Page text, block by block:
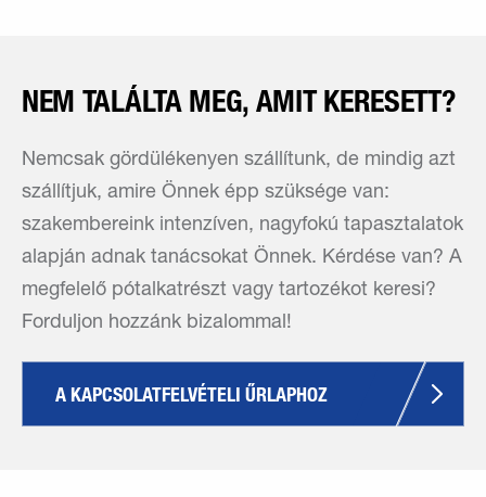
NEM TALÁLTA MEG, AMIT KERESETT?
Nemcsak gördülékenyen szállítunk, de mindig azt
szállítjuk, amire Önnek épp szüksége van:
szakembereink intenzíven, nagyfokú tapasztalatok
alapján adnak tanácsokat Önnek. Kérdése van? A
megfelelő pótalkatrészt vagy tartozékot keresi?
Forduljon hozzánk bizalommal!
A KAPCSOLATFELVÉTELI ŰRLAPHOZ